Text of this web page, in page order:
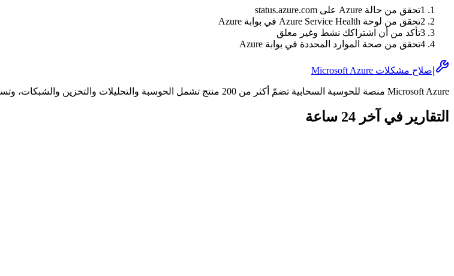
1تحقق من حالة Azure على status.azure.com
2تحقق من لوحة Azure Service Health في بوابة Azure
3تأكد من أن اشتراكك نشط وغير معلق
4تحقق من صحة الموارد المحددة في بوابة Azure
إصلاح مشكلات Microsoft Azure
Microsoft Azure منصة للحوسبة السحابية تضمّ أكثر من 200 منتج تشمل الحوسبة والتحليلات والتخزين والشبكات، وتستخدمها المؤسسات في أكثر من 60 منطقة حول العالم.
التقارير في آخر 24 ساعة